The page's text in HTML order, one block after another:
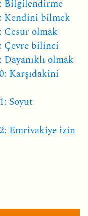
Bilgilendirme
Kendini bilmek
Cesur olmak
Çevre bilinci
olmak
Karşıdakini
Soyut
Emrivakiye izin